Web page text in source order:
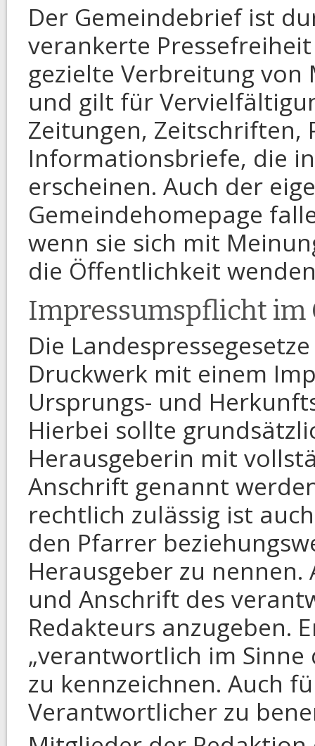
Der Gemeindebrief ist
verankerte
gezielte Verbreitung
und gilt für
Zeitungen, Zeitschriften,
Informationsbriefe, die
erscheinen. Auch der
Gemeindehomepage
wenn sie sich mit
die Öffentlichkeit
Impressumspflicht im
Die
Druckwerk mit einem
Ursprungs- und
Hierbei sollte
Herausgeberin mit
Anschrift genannt
rechtlich zulässig ist
den Pfarrer
Herausgeber zu
und Anschrift des
Redakteurs anzugeben.
„verantwortlich im Sinne
zu kennzeichnen. Auch
Verantwortlicher zu